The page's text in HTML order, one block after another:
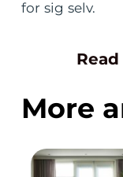
for sig selv.
More